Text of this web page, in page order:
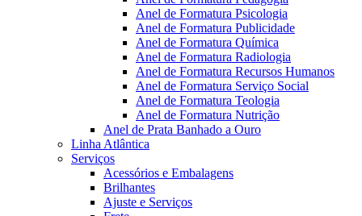
Anel de Formatura Psicologia
Anel de Formatura Publicidade
Anel de Formatura Química
Anel de Formatura Radiologia
Anel de Formatura Recursos Humanos
Anel de Formatura Serviço Social
Anel de Formatura Teologia
Anel de Formatura Nutrição
Anel de Prata Banhado a Ouro
Linha Atlântica
Serviços
Acessórios e Embalagens
Brilhantes
Ajuste e Serviços